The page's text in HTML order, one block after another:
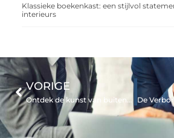
Klassieke boekenkast: een stijlvol
interieurs
VORIGE
Ontdek de kunst van buitenruimtes in Utrecht